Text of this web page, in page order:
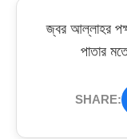
জ্বর আল্লাহর
পাতার
SHARE: